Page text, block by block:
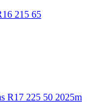
215 65
R17 225 50 2025m